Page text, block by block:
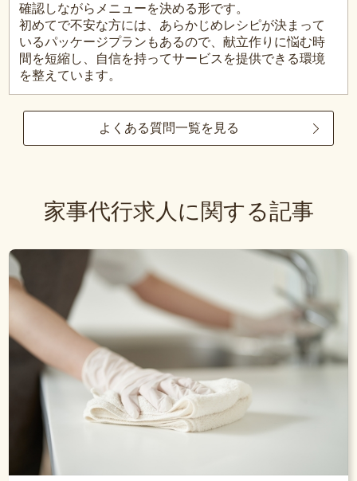
確認しながらメニューを決める形です。
初めてで不安な方には、あらかじめレシピが決まって
いるパッケージプランもあるので、献立作りに悩む時
間を短縮し、自信を持ってサービスを提供できる環境
を整えています。
よくある質問一覧を見る
家事代行求人に関する記事